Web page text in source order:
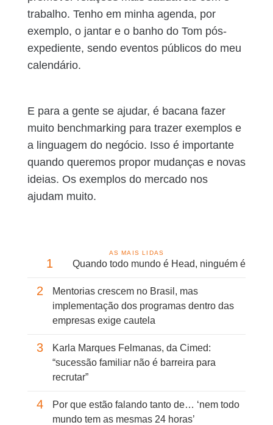
trabalho. Tenho em minha agenda, por
exemplo, o jantar e o banho do Tom pós-
expediente, sendo eventos públicos do meu
calendário.
E para a gente se ajudar, é bacana fazer
muito benchmarking para trazer exemplos e
a linguagem do negócio. Isso é importante
quando queremos propor mudanças e novas
ideias. Os exemplos do mercado nos
ajudam muito.
AS MAIS LIDAS
1 Quando todo mundo é Head, ninguém é
2
Mentorias crescem no Brasil, mas
implementação dos programas dentro das
empresas exige cautela
3
Karla Marques Felmanas, da Cimed:
“sucessão familiar não é barreira para
recrutar”
4
Por que estão falando tanto de… ‘nem todo
mundo tem as mesmas 24 horas’